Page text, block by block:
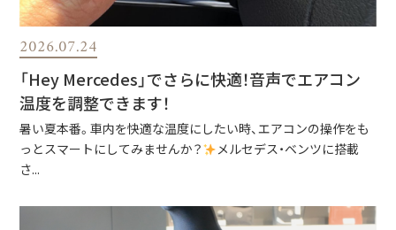
2026.07.24
「Hey Mercedes」でさらに快適！音声でエアコン
温度を調整できます！
暑い夏本番。車内を快適な温度にしたい時、エアコンの操作をも
っとスマートにしてみませんか？
メルセデス・ベンツに搭載
さ...